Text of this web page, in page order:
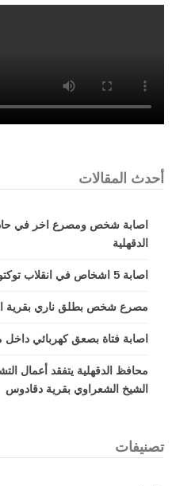
أحدث المقالات
اصابة شخص ومصرع اخر في
الدقهلية
اصابة 5 اشخاص في انقلاب توكتوك بتمي الامديد بمحافظة الدقهلية
مصرع شخص بطلق ناري بقرية
اصابة فتاة بصعق كهربائي داخل
محافظ الدقهلية يتفقد أعمال
الشيخ الشعراوي بقرية دقادوس
تصنيفات